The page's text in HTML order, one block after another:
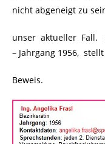
nicht abgeneigt zu
unser aktueller Fall.
– Jahrgang 1956,
Beweis.